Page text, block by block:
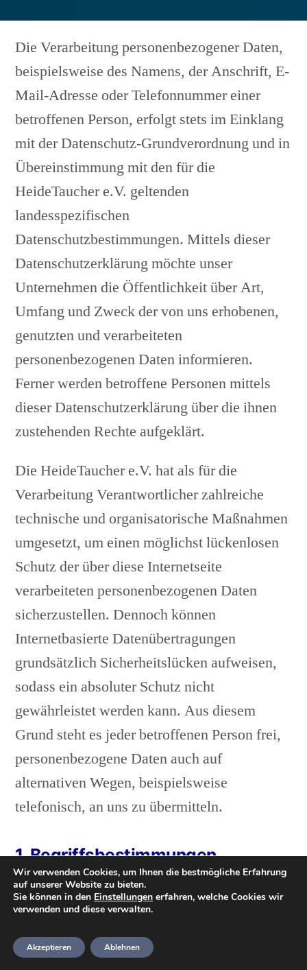
Die Verarbeitung personenbezogener Daten,
beispielsweise des Namens, der Anschrift, E-
Mail-Adresse oder Telefonnummer einer
betroffenen Person, erfolgt stets im Einklang
mit der Datenschutz-Grundverordnung und in
Übereinstimmung mit den für die
HeideTaucher e.V. geltenden
landesspezifischen
Datenschutzbestimmungen. Mittels dieser
Datenschutzerklärung möchte unser
Unternehmen die Öffentlichkeit über Art,
Umfang und Zweck der von uns erhobenen,
genutzten und verarbeiteten
personenbezogenen Daten informieren.
Ferner werden betroffene Personen mittels
dieser Datenschutzerklärung über die ihnen
zustehenden Rechte aufgeklärt.
Die HeideTaucher e.V. hat als für die
Verarbeitung Verantwortlicher zahlreiche
technische und organisatorische Maßnahmen
umgesetzt, um einen möglichst lückenlosen
Schutz der über diese Internetseite
verarbeiteten personenbezogenen Daten
sicherzustellen. Dennoch können
Internetbasierte Datenübertragungen
grundsätzlich Sicherheitslücken aufweisen,
sodass ein absoluter Schutz nicht
gewährleistet werden kann. Aus diesem
Grund steht es jeder betroffenen Person frei,
personenbezogene Daten auch auf
alternativen Wegen, beispielsweise
telefonisch, an uns zu übermitteln.
1. Begriffsbestimmungen
Die Datenschutzerklärung der HeideTaucher
e.V. beruht auf den Begrifflichkeiten, die
durch den Europäischen Richtlinien- und
Verordnungsgeber beim Erlass der
Wir verwenden Cookies, um Ihnen die bestmögliche Erfahrung
auf unserer Website zu bieten.
Sie können in den Einstellungen erfahren, welche Cookies wir
verwenden und diese verwalten.
Akzeptieren Ablehnen